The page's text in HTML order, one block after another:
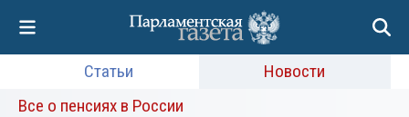
Статьи
Новости
Все о пенсиях в России